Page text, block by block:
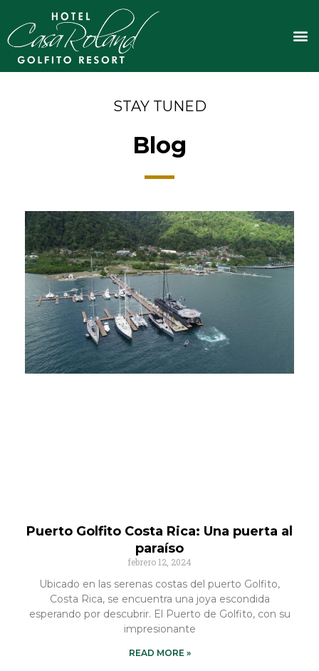
contenido
STAY TUNED
Blog
Puerto Golfito Costa Rica: Una puerta al
paraíso
febrero 12, 2024
Ubicado en las serenas costas del puerto Golfito,
Costa Rica, se encuentra una joya escondida
esperando por descubrir. El Puerto de Golfito, con su
impresionante
READ MORE »